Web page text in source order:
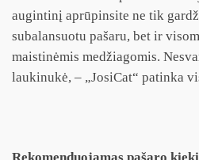
augintinį aprūpinsite ne tik
subalansuotu pašaru, bet ir
maistinėmis medžiagomis.
laukinukė, – „JosiCat“ patinka
Rekomenduojamas pašaro